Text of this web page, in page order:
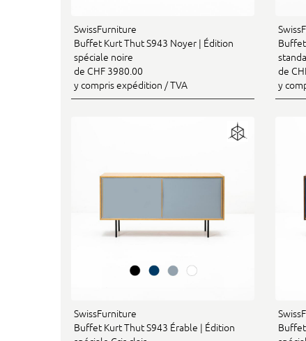
SwissFurniture
Buffet Kurt Thut S943 Noyer | Édition
spéciale noire
de CHF 3980.00
y compris expédition / TVA
de
y
SwissFurniture
Buffet Kurt Thut S943 Érable | Édition